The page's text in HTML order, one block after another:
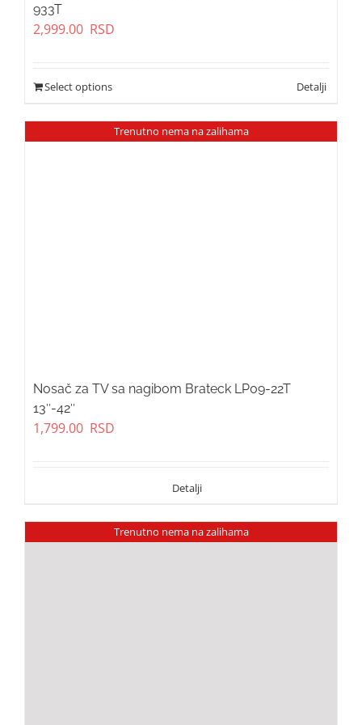
933T
2,999.00 RSD
Select options
Trenutno nema na zalihama
Nosač za TV sa nagibom Brateck LP09-22T
13″-42″
1,799.00 RSD
Trenutno nema na zalihama